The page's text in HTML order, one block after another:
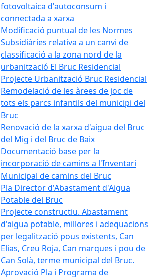
fotovoltaica d'autoconsum i
connectada a xarxa
Modificació puntual de les Normes
Subsidiàries relativa a un canvi de
classificació a la zona nord de la
urbanització El Bruc Residencial
Projecte Urbanització Bruc Residencial
Remodelació de les àrees de joc de
tots els parcs infantils del municipi del
Bruc
Renovació de la xarxa d'aigua del Bruc
del Mig i del Bruc de Baix
Documentació base per la
incorporació de camins a l'Inventari
Municipal de camins del Bruc
Pla Director d'Abastament d'Aigua
Potable del Bruc
Projecte constructiu. Abastament
d'aigua potable, millores i adequacions
per legalització pous existents, Can
Elias, Creu Roja, Can marques i pou de
Can Solà, terme municipal del Bruc.
Aprovació Pla i Programa de